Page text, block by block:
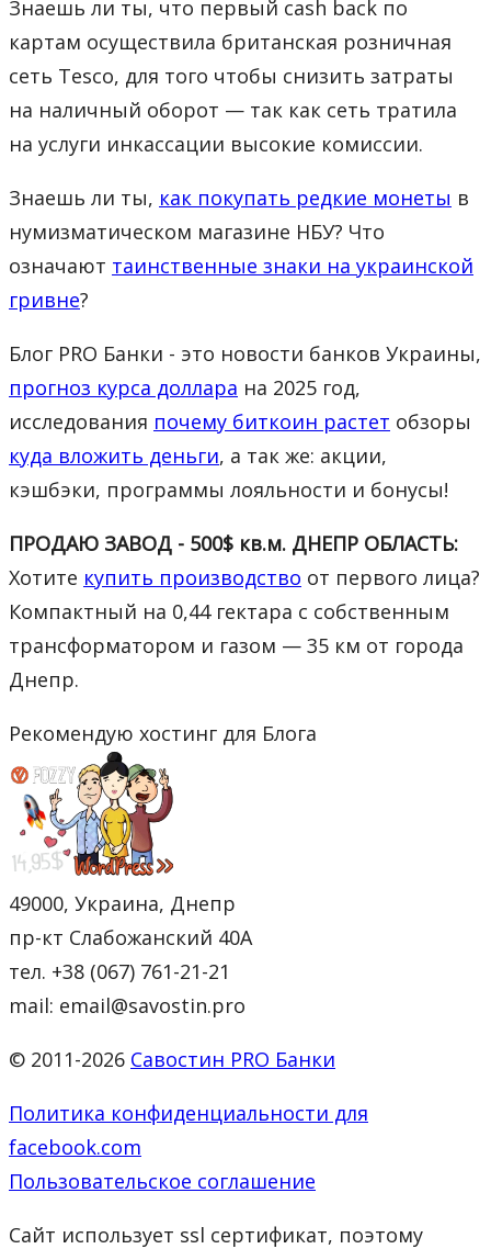
Знаешь ли ты, что первый cash back по
картам осуществила британская розничная
сеть Tesco, для того чтобы снизить затраты
на наличный оборот — так как сеть тратила
на услуги инкассации высокие комиссии.
Знаешь ли ты, как покупать редкие монеты в
нумизматическом магазине НБУ? Что
означают таинственные знаки на украинской
гривне?
Блог PRO Банки - это новости банков Украины,
прогноз курса доллара на 2025 год,
исследования почему биткоин растет обзоры
куда вложить деньги, а так же: акции,
кэшбэки, программы лояльности и бонусы!
ПРОДАЮ ЗАВОД - 500$ кв.м. ДНЕПР ОБЛАСТЬ:
Хотите купить производство от первого лица?
Компактный на 0,44 гектара с собственным
трансформатором и газом — 35 км от города
Днепр.
Рекомендую хостинг для Блога
49000, Украина, Днепр
пр-кт Слабожанский 40А
тел. +38 (067) 761-21-21
mail: email@savostin.pro
© 2011-2026 Савостин PRO Банки
Политика конфиденциальности для
facebook.com
Пользовательское соглашение
Сайт использует ssl сертификат, поэтому